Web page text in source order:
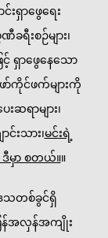
းရှာဖွေရေး
ခရီးစဉ်များ၊
ရှာဖွေနေသော
ကိုင်ဖက်များကို
ဆရာများ၊
င်းသား၊မင်းရဲ့
မှာ စတယ်။။
ေသတစ်ခွင်ရှိ
အလှန်အကျိုး